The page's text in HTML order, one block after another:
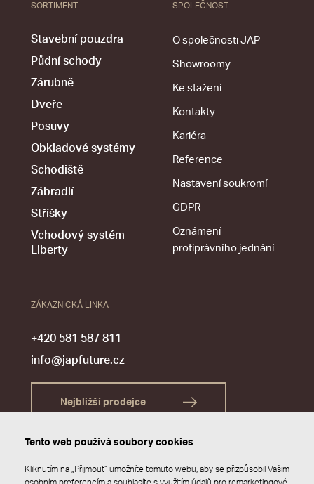
SORTIMENT
Stavební pouzdra
Půdní schody
Zárubně
Dveře
Posuvy
Obkladové systémy
Schodiště
Zábradlí
Stříšky
Vchodový systém
Liberty
SPOLEČNOST
O společnosti JAP
Showroomy
Ke stažení
Kontakty
Kariéra
Reference
Nastavení soukromí
GDPR
Oznámení
protiprávního jednání
ZÁKAZNICKÁ LINKA
+420 581 587 811
info@japfuture.cz
Nejbližší prodejce
Tento web používá soubory cookies
Kliknutím na „Přijmout“ umožníte tomuto webu, aby se přizpůsobil Vašim